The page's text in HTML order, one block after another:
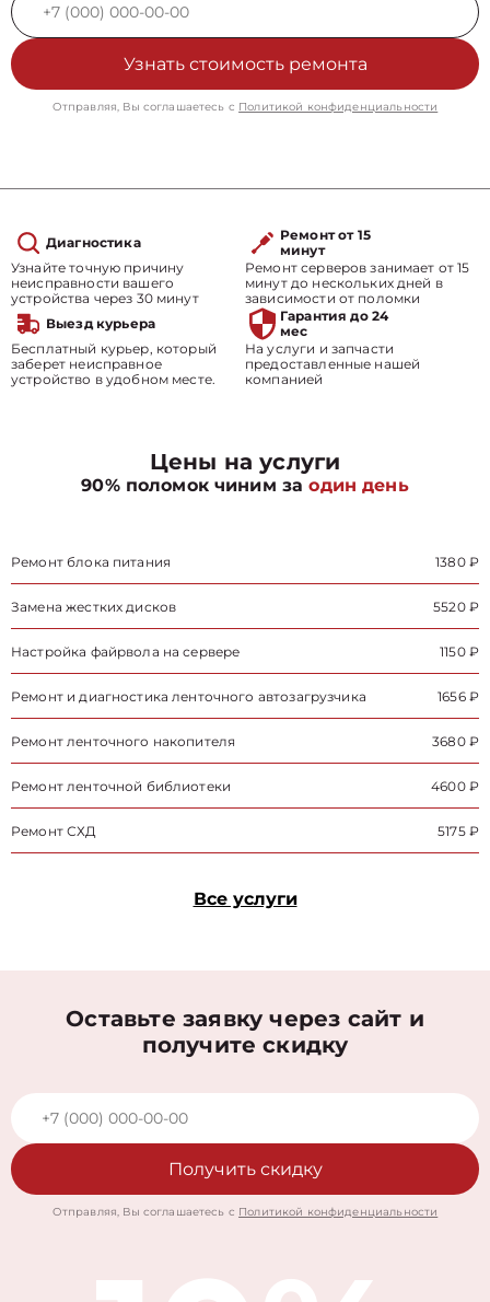
Узнать стоимость ремонта
Отправляя, Вы соглашаетесь с Политикой конфиденциальности
Диагностика
Узнайте точную причину
неисправности вашего
устройства через 30 минут
Ремонт от 15
минут
Ремонт серверов занимает от 15
минут до нескольких дней в
зависимости от поломки
Выезд курьера
Бесплатный курьер, который
заберет неисправное
устройство в удобном месте.
Гарантия до 24
мес
На услуги и запчасти
предоставленные нашей
компанией
Цены на услуги
90% поломок чиним заодин день
Ремонт блока питания 1380 ₽
Замена жестких дисков 5520 ₽
Настройка файрвола на сервере 1150 ₽
Ремонт и диагностика ленточного автозагрузчика 1656 ₽
Ремонт ленточного накопителя 3680 ₽
Ремонт ленточной библиотеки 4600 ₽
Ремонт СХД 5175 ₽
Все услуги
Оставьте заявку через сайт и
получите скидку
Получить скидку
Отправляя, Вы соглашаетесь с Политикой конфиденциальности